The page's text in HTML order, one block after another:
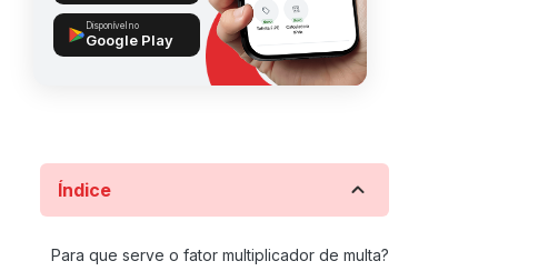
Disponível no
Google Play
Índice
Para que serve o fator multiplicador de multa?